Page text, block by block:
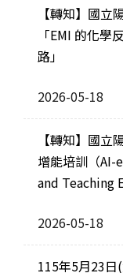
【轉知】國立
「EMI 的化
路」
2026-05-18
【轉知】國立
增能培訓（AI-
and Teaching
2026-05-18
115年5月23日